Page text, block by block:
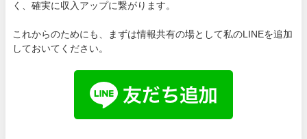
く、確実に収入アップに繋がります。
これからのためにも、まずは情報共有の場として私のLINEを追加
しておいてください。